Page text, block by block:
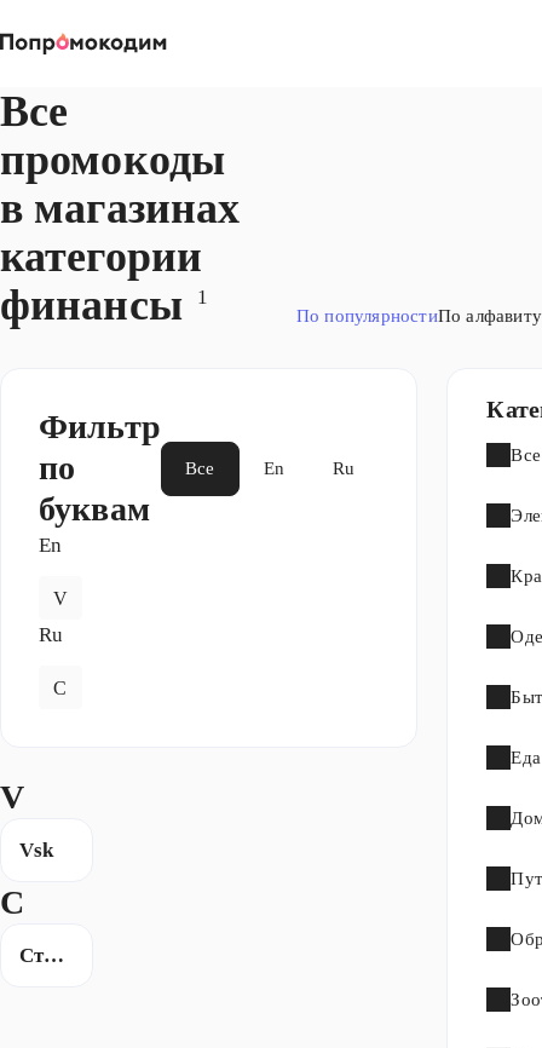
Все
промокоды
в магазинах
категории
финансы
1
По популярностиПо алфавиту
Фильтр
по
буквам
Все En Ru
En
V
Ru
С
V
Vsk
С
Страховой дом ВСК
Еда